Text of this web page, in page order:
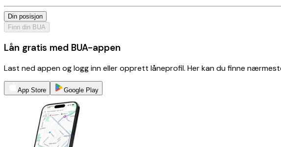
Din posisjon
Finn din BUA
Lån gratis med BUA-appen
Last ned appen og logg inn eller opprett låneprofil. Her kan du finne
App Store Google Play